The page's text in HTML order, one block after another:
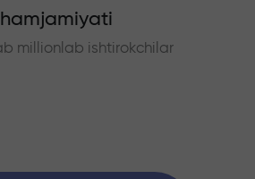
millionlab ishtirokchilar